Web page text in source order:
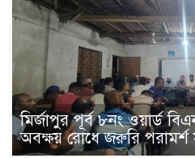
মির্জাপুর পূর্ব ৮নং ওয়ার্ড
অবক্ষয় রোধে জরুরি পরামর্শ